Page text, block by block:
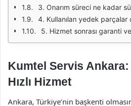
3. Onarım süreci ne kadar
4. Kullanılan yedek parçalar
5. Hizmet sonrası garanti
Kumtel Servis
Hızlı Hizmet
Ankara, Türkiye’nin başkenti